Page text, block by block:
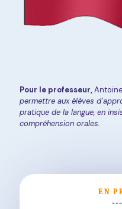
Pour le professeur,
permettre aux élèves
pratique de la langue, en
compréhension orales.
EN